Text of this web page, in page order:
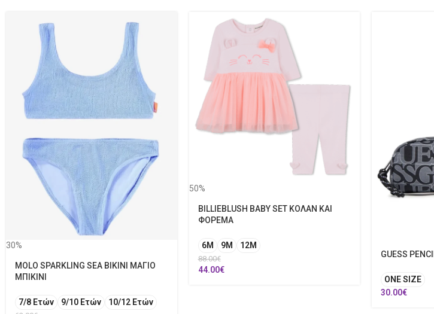
30%
MOLO SPARKLING SEA BIKINI ΜΑΓΙΟ
ΜΠΙΚΙΝΙ
7/8 Ετών 9/10 Ετών 10/12 Ετών
50%
BILLIEBLUSH BABY SET ΚΟΛΑΝ ΚΑΙ
ΦΟΡΕΜΑ
6M 9M 12Μ
88.00€
44.00€
GUESS
ONE SIZE
30.00€